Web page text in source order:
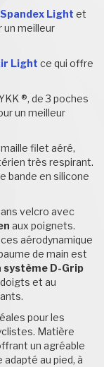
Spandex Light et
un meilleur
Light ce qui offre
®, de 3 poches
un meilleur
filet aéré,
très respirant.
bande en silicone
velcro avec
aux poignets.
aérodynamique
de main est
système D-Grip
et au
pour les
Matière
un agréable
au pied, à